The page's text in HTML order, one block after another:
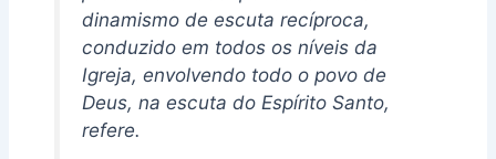
dinamismo de escuta recíproca,
conduzido em todos os níveis da
Igreja, envolvendo todo o povo de
Deus, na escuta do Espírito Santo,
refere.